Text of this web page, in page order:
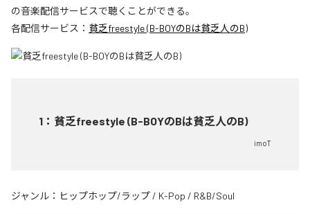
の音楽配信サービスで聴くことができる。
各配信サービス： 貧乏freestyle (B-BOYのBは貧乏人のB)
1 ： 貧乏freestyle (B-BOYのBは貧乏人のB)
imoT
ジャンル： ヒップホップ/ラップ / K-Pop / R&B/Soul